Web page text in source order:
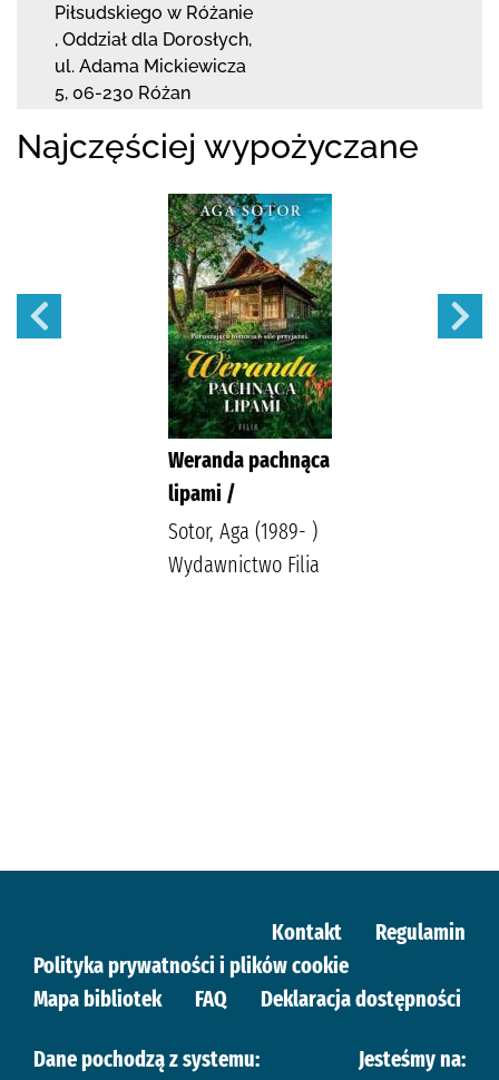
Piłsudskiego w Różanie
, Oddział dla Dorosłych,
ul. Adama Mickiewicza
5, 06-230 Różan
Najczęściej wypożyczane
Weranda pachnąca
lipami /
Sotor, Aga (1989- )
Wydawnictwo Filia
Kontakt
Regulamin
Polityka prywatności i plików cookie
Mapa bibliotek
FAQ Deklaracja dostępności
Dane pochodzą z systemu: Jesteśmy na: